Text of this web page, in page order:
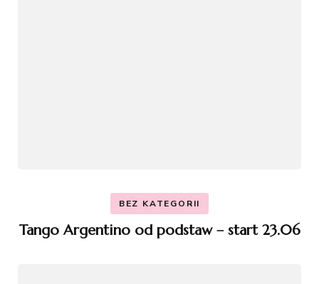
BEZ KATEGORII
Tango Argentino od podstaw – start 23.06